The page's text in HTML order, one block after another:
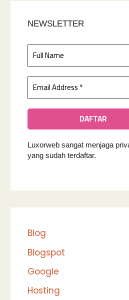
NEWSLETTER
Luxorweb sangat menjaga
yang sudah terdaftar.
Blog
Blogspot
Google
Hosting